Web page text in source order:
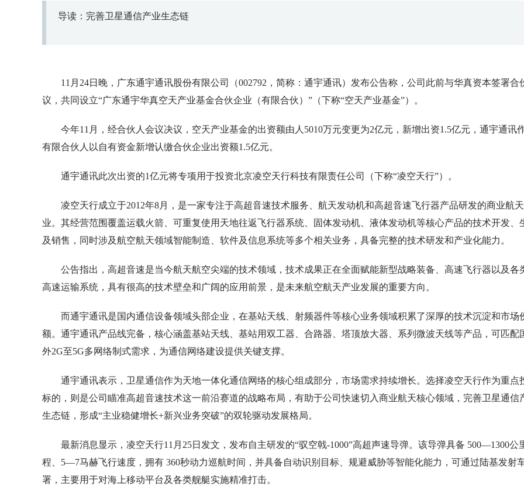
导读：完善卫星通信产业生态链
11月24日晚，广东通宇通讯股份有限公司（002792，简称：通宇通讯）发布公告称，公司此前与华真资本签署合
议，共同设立“广东通宇华真空天产业基金合伙企业（有限合伙）”（下称“空天产业基金”）。
今年11月，经合伙人会议决议，空天产业基金的出资额由人5010万元变更为2亿元，新增出资1.5亿元，通宇通讯
有限合伙人以自有资金新增认缴合伙企业出资额1.5亿元。
通宇通讯此次出资的1亿元将专项用于投资北京凌空天行科技有限责任公司（下称“凌空天行”）。
凌空天行成立于2012年8月，是一家专注于高超音速技术服务、航天发动机和高超音速飞行器产品研发的商业航
业。其经营范围覆盖运载火箭、可重复使用天地往返飞行器系统、固体发动机、液体发动机等核心产品的技术开发、
及销售，同时涉及航空航天领域智能制造、软件及信息系统等多个相关业务，具备完整的技术研发和产业化能力。
公告指出，高超音速是当今航天航空尖端的技术领域，技术成果正在全面赋能新型战略装备、高速飞行器以及各
高速运输系统，具有很高的技术壁垒和广阔的应用前景，是未来航空航天产业发展的重要方向。
而通宇通讯是国内通信设备领域头部企业，在基站天线、射频器件等核心业务领域积累了深厚的技术沉淀和市场
额。通宇通讯产品线完备，核心涵盖基站天线、基站用双工器、合路器、塔顶放大器、系列微波天线等产品，可匹配
外2G至5G多网络制式需求，为通信网络建设提供关键支撑。
通宇通讯表示，卫星通信作为天地一体化通信网络的核心组成部分，市场需求持续增长。选择凌空天行作为重点
标的，则是公司瞄准高超音速技术这一前沿赛道的战略布局，有助于公司快速切入商业航天核心领域，完善卫星通信
生态链，形成“主业稳健增长+新兴业务突破”的双轮驱动发展格局。
最新消息显示，凌空天行11月25日发文，发布自主研发的“驭空戟-1000”高超声速导弹。该导弹具备 500—1300公
程、5—7马赫飞行速度，拥有 360秒动力巡航时间，并具备自动识别目标、规避威胁等智能化能力，可通过陆基发射
署，主要用于对海上移动平台及各类舰艇实施精准打击。